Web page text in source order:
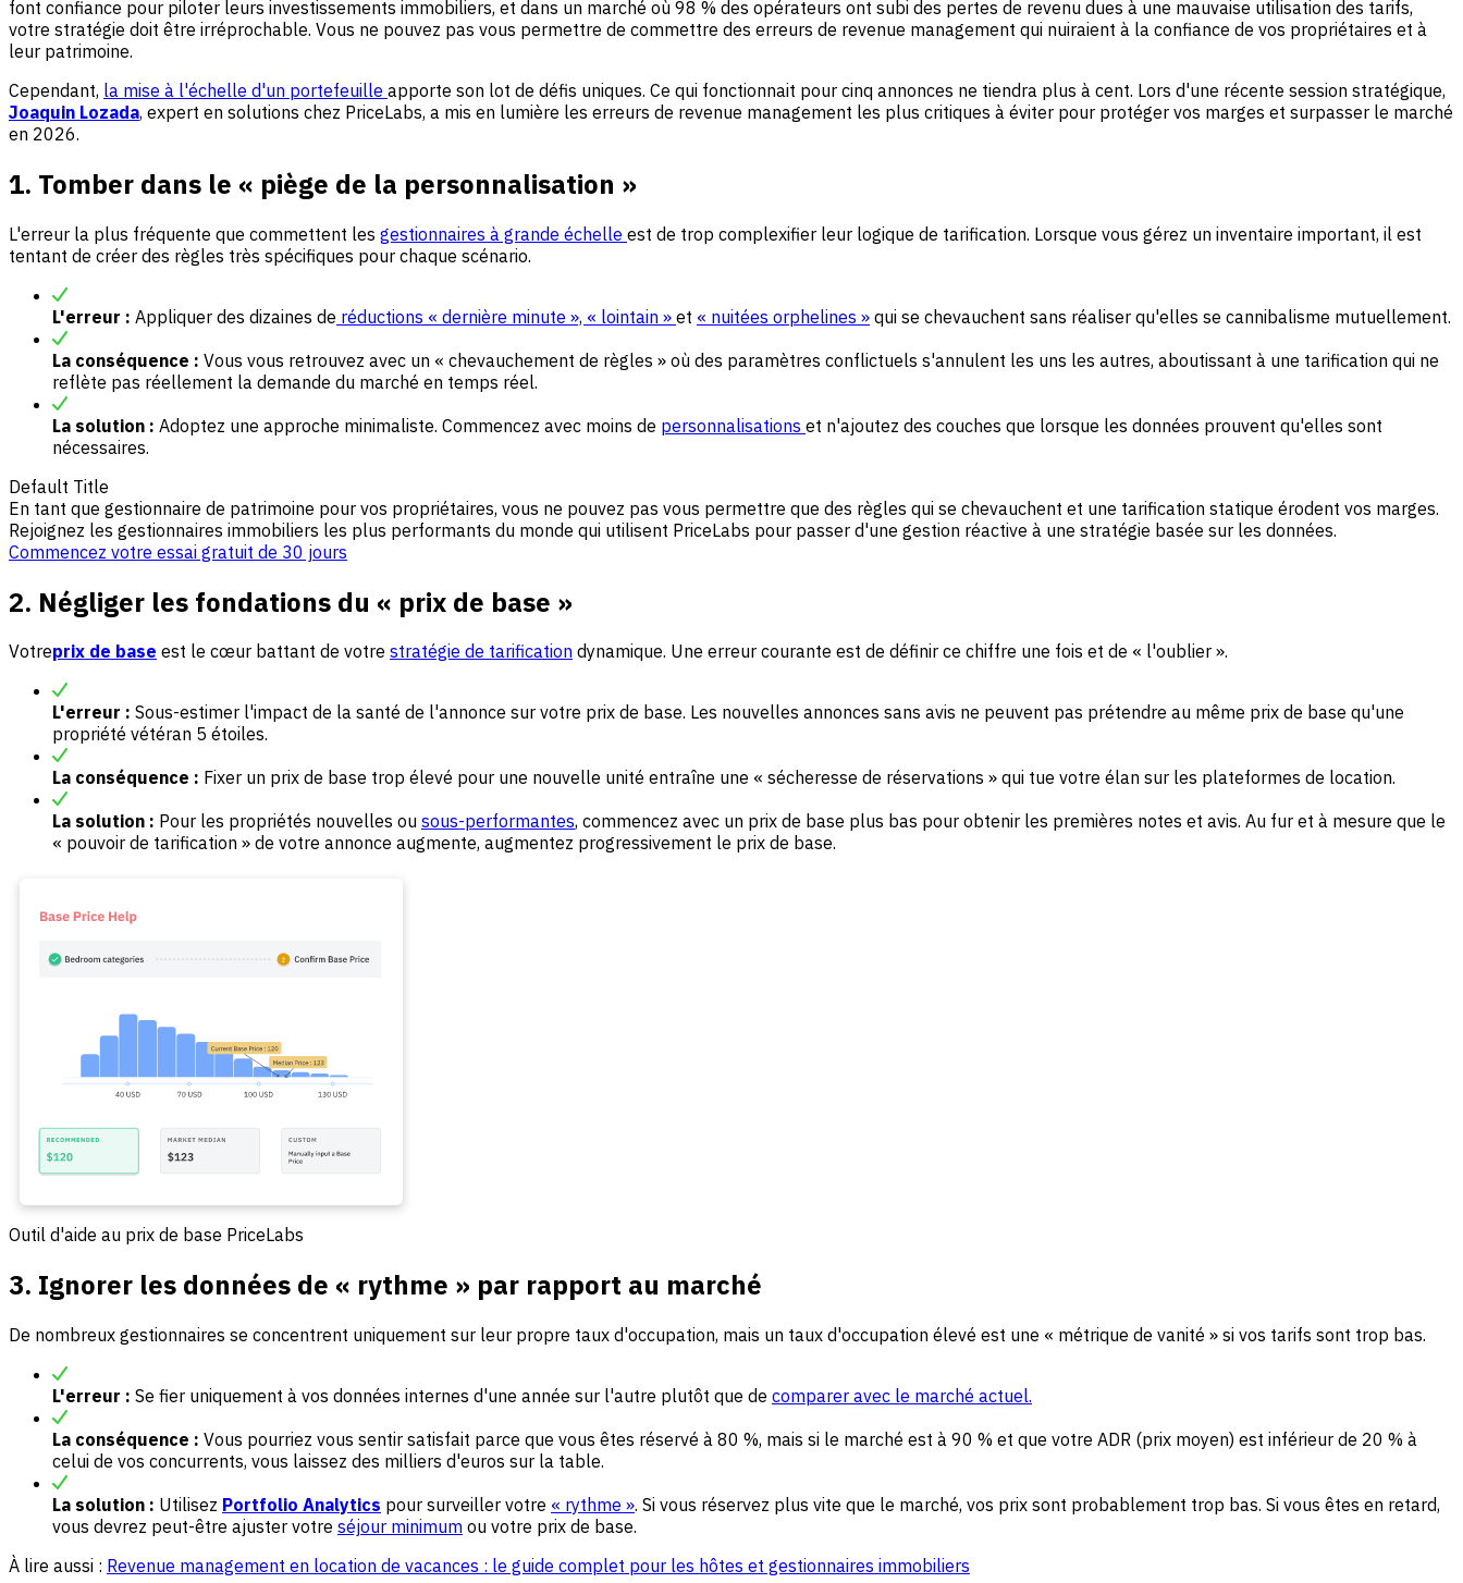
font confiance pour piloter leurs investissements immobiliers, et dans un marché où 98 % des opérateurs ont subi des pertes de revenu dues à une mauvaise utilisation des tarifs,
votre stratégie doit être irréprochable. Vous ne pouvez pas vous permettre de commettre des erreurs de revenue management qui nuiraient à la confiance de vos propriétaires et à
leur patrimoine.
Cependant, la mise à l'échelle d'un portefeuille apporte son lot de défis uniques. Ce qui fonctionnait pour cinq annonces ne tiendra plus à cent. Lors d'une récente session stratégique,
Joaquin Lozada, expert en solutions chez PriceLabs, a mis en lumière les erreurs de revenue management les plus critiques à éviter pour protéger vos marges et surpasser le marché
en 2026.
1. Tomber dans le « piège de la personnalisation »
L'erreur la plus fréquente que commettent les gestionnaires à grande échelle est de trop complexifier leur logique de tarification. Lorsque vous gérez un inventaire important, il est
tentant de créer des règles très spécifiques pour chaque scénario.
L'erreur : Appliquer des dizaines de réductions « dernière minute », « lointain » et « nuitées orphelines » qui se chevauchent sans réaliser qu'elles se cannibalisme mutuellement.
La conséquence : Vous vous retrouvez avec un « chevauchement de règles » où des paramètres conflictuels s'annulent les uns les autres, aboutissant à une tarification qui ne
reflète pas réellement la demande du marché en temps réel.
La solution : Adoptez une approche minimaliste. Commencez avec moins de personnalisations et n'ajoutez des couches que lorsque les données prouvent qu'elles sont
nécessaires.
Default Title
En tant que gestionnaire de patrimoine pour vos propriétaires, vous ne pouvez pas vous permettre que des règles qui se chevauchent et une tarification statique érodent vos marges.
Rejoignez les gestionnaires immobiliers les plus performants du monde qui utilisent PriceLabs pour passer d'une gestion réactive à une stratégie basée sur les données.
Commencez votre essai gratuit de 30 jours
2. Négliger les fondations du « prix de base »
Votreprix de base est le cœur battant de votre stratégie de tarification dynamique. Une erreur courante est de définir ce chiffre une fois et de « l'oublier ».
L'erreur : Sous-estimer l'impact de la santé de l'annonce sur votre prix de base. Les nouvelles annonces sans avis ne peuvent pas prétendre au même prix de base qu'une
propriété vétéran 5 étoiles.
La conséquence : Fixer un prix de base trop élevé pour une nouvelle unité entraîne une « sécheresse de réservations » qui tue votre élan sur les plateformes de location.
La solution : Pour les propriétés nouvelles ou sous-performantes, commencez avec un prix de base plus bas pour obtenir les premières notes et avis. Au fur et à mesure que le
« pouvoir de tarification » de votre annonce augmente, augmentez progressivement le prix de base.
Outil d'aide au prix de base PriceLabs
3. Ignorer les données de « rythme » par rapport au marché
De nombreux gestionnaires se concentrent uniquement sur leur propre taux d'occupation, mais un taux d'occupation élevé est une « métrique de vanité » si vos tarifs sont trop bas.
L'erreur : Se fier uniquement à vos données internes d'une année sur l'autre plutôt que de comparer avec le marché actuel.
La conséquence : Vous pourriez vous sentir satisfait parce que vous êtes réservé à 80 %, mais si le marché est à 90 % et que votre ADR (prix moyen) est inférieur de 20 % à
celui de vos concurrents, vous laissez des milliers d'euros sur la table.
La solution : Utilisez Portfolio Analytics pour surveiller votre « rythme ». Si vous réservez plus vite que le marché, vos prix sont probablement trop bas. Si vous êtes en retard,
vous devrez peut-être ajuster votre séjour minimum ou votre prix de base.
À lire aussi : Revenue management en location de vacances : le guide complet pour les hôtes et gestionnaires immobiliers